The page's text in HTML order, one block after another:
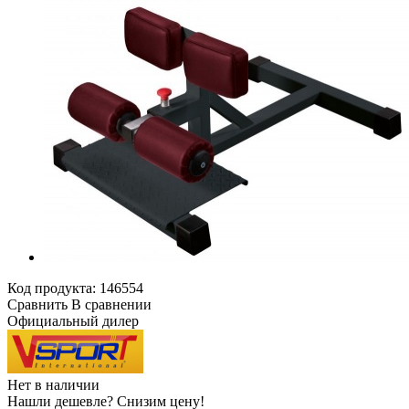
Код продукта: 146554
Сравнить В сравнении
Официальный дилер
Нет в наличии
Нашли дешевле? Снизим цену!